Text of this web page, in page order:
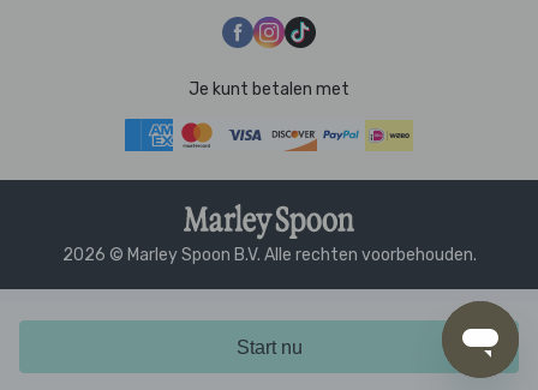
Start nu
Je kunt betalen met
2026 © Marley Spoon B.V. Alle rechten voorbehouden.